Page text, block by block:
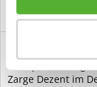
Zarge Dezent im